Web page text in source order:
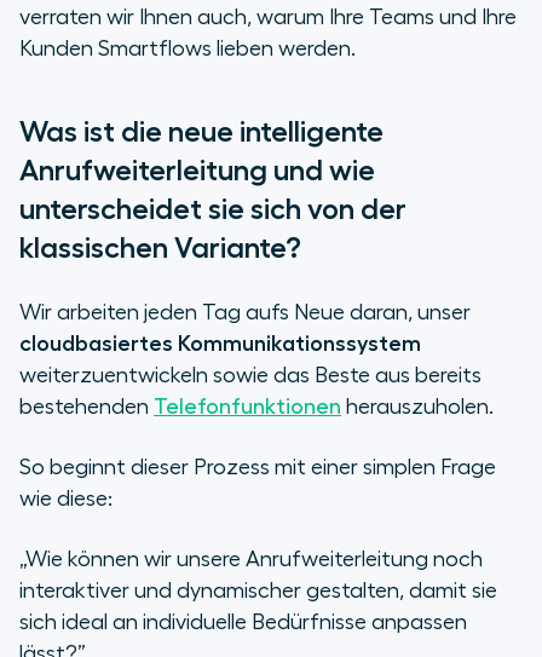
verraten wir Ihnen auch, warum Ihre Teams und Ihre
Kunden Smartflows lieben werden.
Was ist die neue intelligente
Anrufweiterleitung und wie
unterscheidet sie sich von der
klassischen Variante?
Wir arbeiten jeden Tag aufs Neue daran, unser
cloudbasiertes Kommunikationssystem
weiterzuentwickeln sowie das Beste aus bereits
bestehenden Telefonfunktionen herauszuholen.
So beginnt dieser Prozess mit einer simplen Frage
wie diese:
„Wie können wir unsere Anrufweiterleitung noch
interaktiver und dynamischer gestalten, damit sie
sich ideal an individuelle Bedürfnisse anpassen